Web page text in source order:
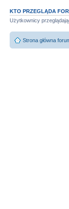
KTO PRZEGLĄDA
Użytkownicy
Strona główna